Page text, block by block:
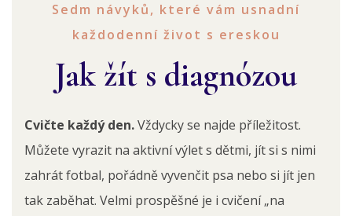
Sedm návyků, které vám usnadní
každodenní život s ereskou
Jak žít s diagnózou
Cvičte každý den.Vždycky se najde příležitost.
Můžete vyrazit na aktivní výlet s dětmi, jít si s nimi
zahrát fotbal, pořádně vyvenčit psa nebo si jít jen
tak zaběhat. Velmi prospěšné je i cvičení „na